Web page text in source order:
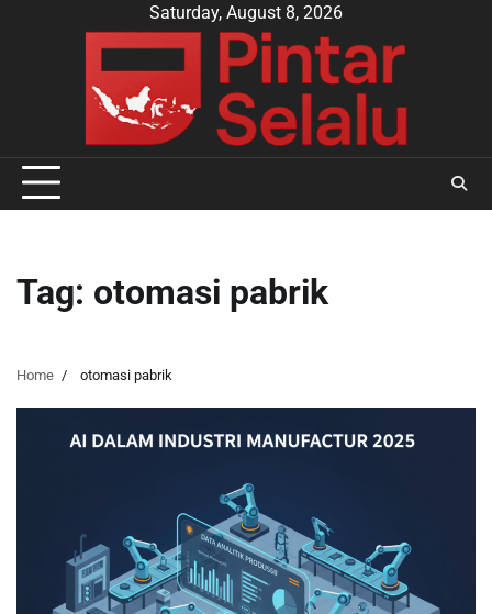
Saturday, August 8, 2026
Tag: otomasi pabrik
Home otomasi pabrik